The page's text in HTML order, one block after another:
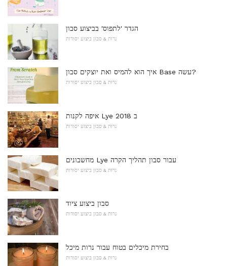
הגדר 'לתפוס' בביצוע סבון
נרות & סבון ביצוע יסודות
איך הוא להמיס ואת יוצקים סבון Base עשה?
נרות & סבון ביצוע יסודות
איפה לקנות Lye ב 2018
נרות & סבון ביצוע יסודות
מחשבונים Lye עבור סבון תהליך הקרה
נרות & סבון ביצוע יסודות
סבון ביצוע ציוד
נרות & סבון ביצוע יסודות
בחירת מיכלים בטוח עבור נרות מיכל
נרות & סבון ביצוע יסודות